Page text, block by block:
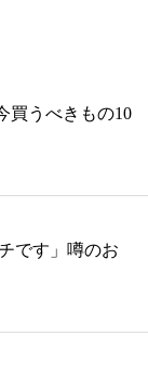
買うべきもの10
です」噂のお